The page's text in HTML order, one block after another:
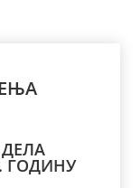
ГОДИНУ